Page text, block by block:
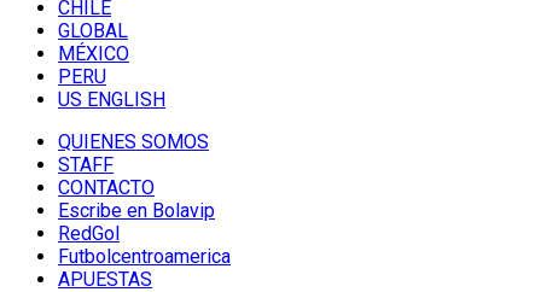
CHILE
GLOBAL
MÉXICO
PERU
US ENGLISH
QUIENES SOMOS
STAFF
CONTACTO
Escribe en Bolavip
RedGol
Futbolcentroamerica
APUESTAS